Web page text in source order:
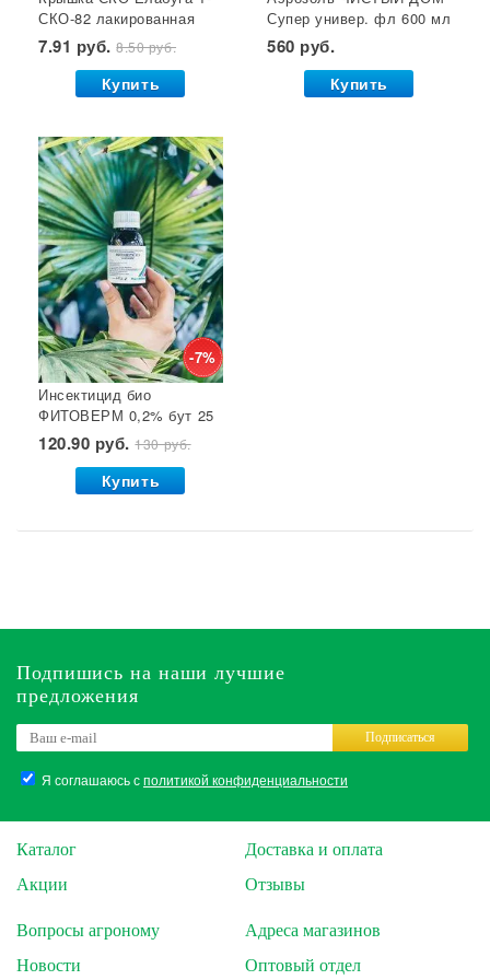
СКО-82 лакированная
Звезда 1/50/600*
7.91 руб.8.50 руб.
Купить
Супер универ. фл 600 мл
(двойное распыление)
GB 1/24*
560 руб.
Купить
-7%
Инсектицид био
ФИТОВЕРМ 0,2% бут 25
мл ВХ 1/30
120.90 руб.130 руб.
Купить
Подпишись на наши лучшие
предложения
Я соглашаюсь сполитикой конфиденциальности
Подписаться
Каталог
Акции
Доставка и оплата
Отзывы
Вопросы агроному
Новости
Адреса магазинов
Оптовый отдел